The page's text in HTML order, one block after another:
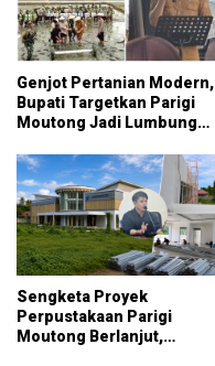
Genjot Pertanian Modern,
Bupati Targetkan Parigi
Moutong Jadi Lumbung
Sengketa Proyek
Perpustakaan Parigi
Moutong Berlanjut,